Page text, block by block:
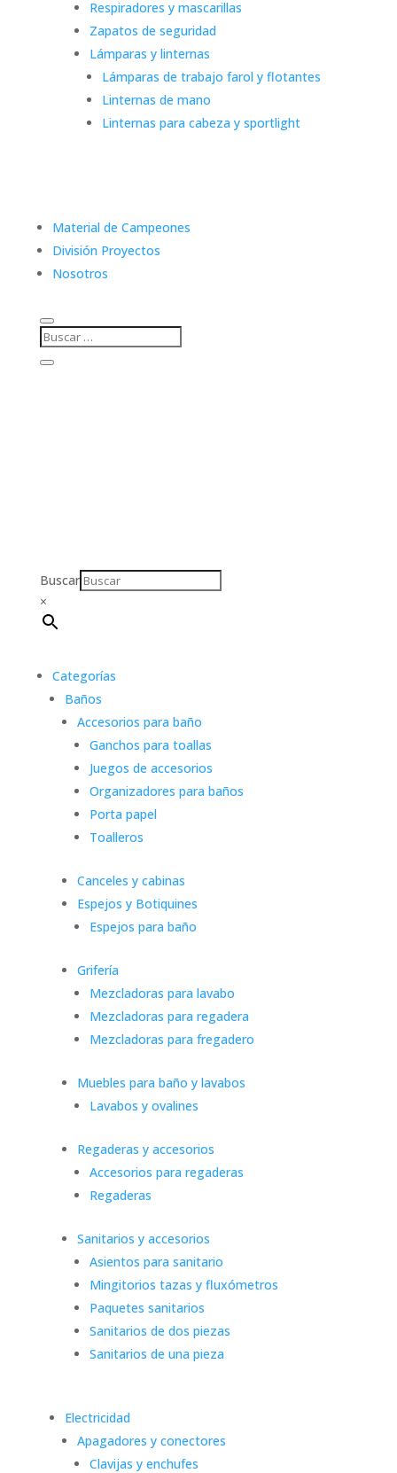
Respiradores y mascarillas
Zapatos de seguridad
Lámparas y linternas
Lámparas de trabajo farol y flotantes
Linternas de mano
Linternas para cabeza y sportlight
Material de Campeones
División Proyectos
Nosotros
Buscar
×
Categorías
Baños
Accesorios para baño
Ganchos para toallas
Juegos de accesorios
Organizadores para baños
Porta papel
Toalleros
Canceles y cabinas
Espejos y Botiquines
Espejos para baño
Grifería
Mezcladoras para lavabo
Mezcladoras para regadera
Mezcladoras para fregadero
Muebles para baño y lavabos
Lavabos y ovalines
Regaderas y accesorios
Accesorios para regaderas
Regaderas
Sanitarios y accesorios
Asientos para sanitario
Mingitorios tazas y fluxómetros
Paquetes sanitarios
Sanitarios de dos piezas
Sanitarios de una pieza
Electricidad
Apagadores y conectores
Clavijas y enchufes